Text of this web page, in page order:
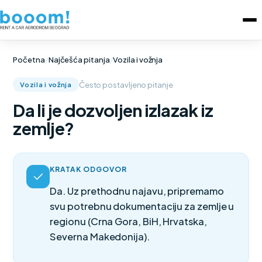
Početna/Najčešća pitanja/Vozila i vožnja
Vozila i vožnja Često postavljeno pitanje
Da li je dozvoljen izlazak iz
zemlje?
KRATAK ODGOVOR
Da. Uz prethodnu najavu, pripremamo
svu potrebnu dokumentaciju za zemlje u
regionu (Crna Gora, BiH, Hrvatska,
Severna Makedonija).